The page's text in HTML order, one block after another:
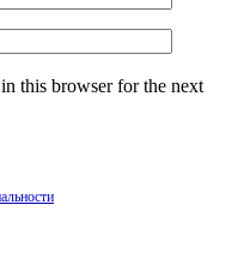
this browser for the next